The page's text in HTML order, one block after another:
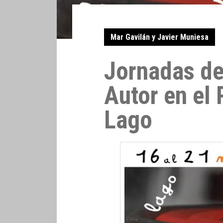
Mar Gavilán y Javier Muniesa
Jornadas
Autor en el
Lago